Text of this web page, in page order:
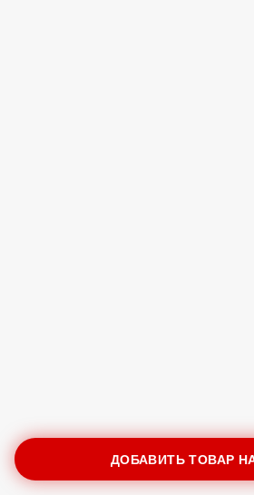
ДОБАВИТЬ ТОВАР